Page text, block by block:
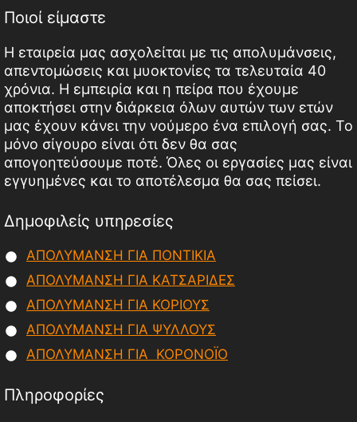
Ποιοί είμαστε
Η εταιρεία μας ασχολείται με τις απολυμάνσεις,
απεντομώσεις και μυοκτονίες τα τελευταία 40
χρόνια. Η εμπειρία και η πείρα που έχουμε
αποκτήσει στην διάρκεια όλων αυτών των ετών
μας έχουν κάνει την νούμερο ένα επιλογή σας. Το
μόνο σίγουρο είναι ότι δεν θα σας
απογοητεύσουμε ποτέ. Όλες οι εργασίες μας είναι
εγγυημένες και το αποτέλεσμα θα σας πείσει.
Δημοφιλείς υπηρεσίες
ΑΠΟΛΥΜΑΝΣΗ ΓΙΑ ΠΟΝΤΙΚΙΑ
ΑΠΟΛΥΜΑΝΣΗ ΓΙΑ ΚΑΤΣΑΡΙΔΕΣ
ΑΠΟΛΥΜΑΝΣΗ ΓΙΑ ΚΟΡΙΟΥΣ
ΑΠΟΛΥΜΑΝΣΗ ΓΙΑ ΨΥΛΛΟΥΣ
ΑΠΟΛΥΜΑΝΣΗ ΓΙΑ ΚΟΡΟΝΟΪΟ
Πληροφορίες